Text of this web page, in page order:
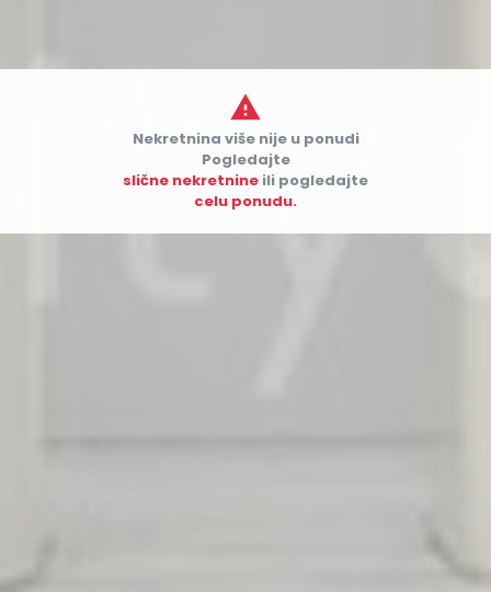

Nekretnina više nije u ponudi
Pogledajte
slične nekretnine ili pogledajte
celu ponudu.